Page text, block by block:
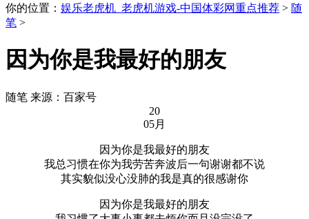
你的位置： 娱乐老虎机_老虎机游戏-中国体彩网重点推荐 > 随
笔 >
因为你是我最好的朋友
随笔 来源：百家号
20
05月
因为你是我最好的朋友
我总习惯在你为我劳苦奔波后一句谢谢都不说
其实貌似没心没肺的我是真的很感谢你
因为你是我最好的朋友